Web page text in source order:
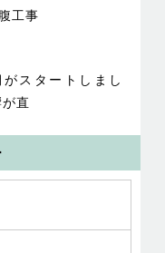
工事
スタートしまし
直